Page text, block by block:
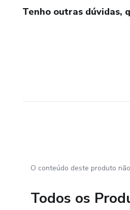
Tenho outras dúvidas,
O conteúdo deste produto
Todos os